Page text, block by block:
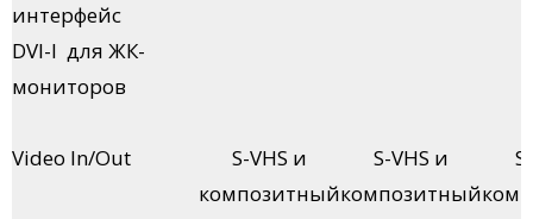
интерфейс
DVI-I для ЖК-
мониторов
Video In/Out
S-VHS и
композитный
S-VHS и
композитный